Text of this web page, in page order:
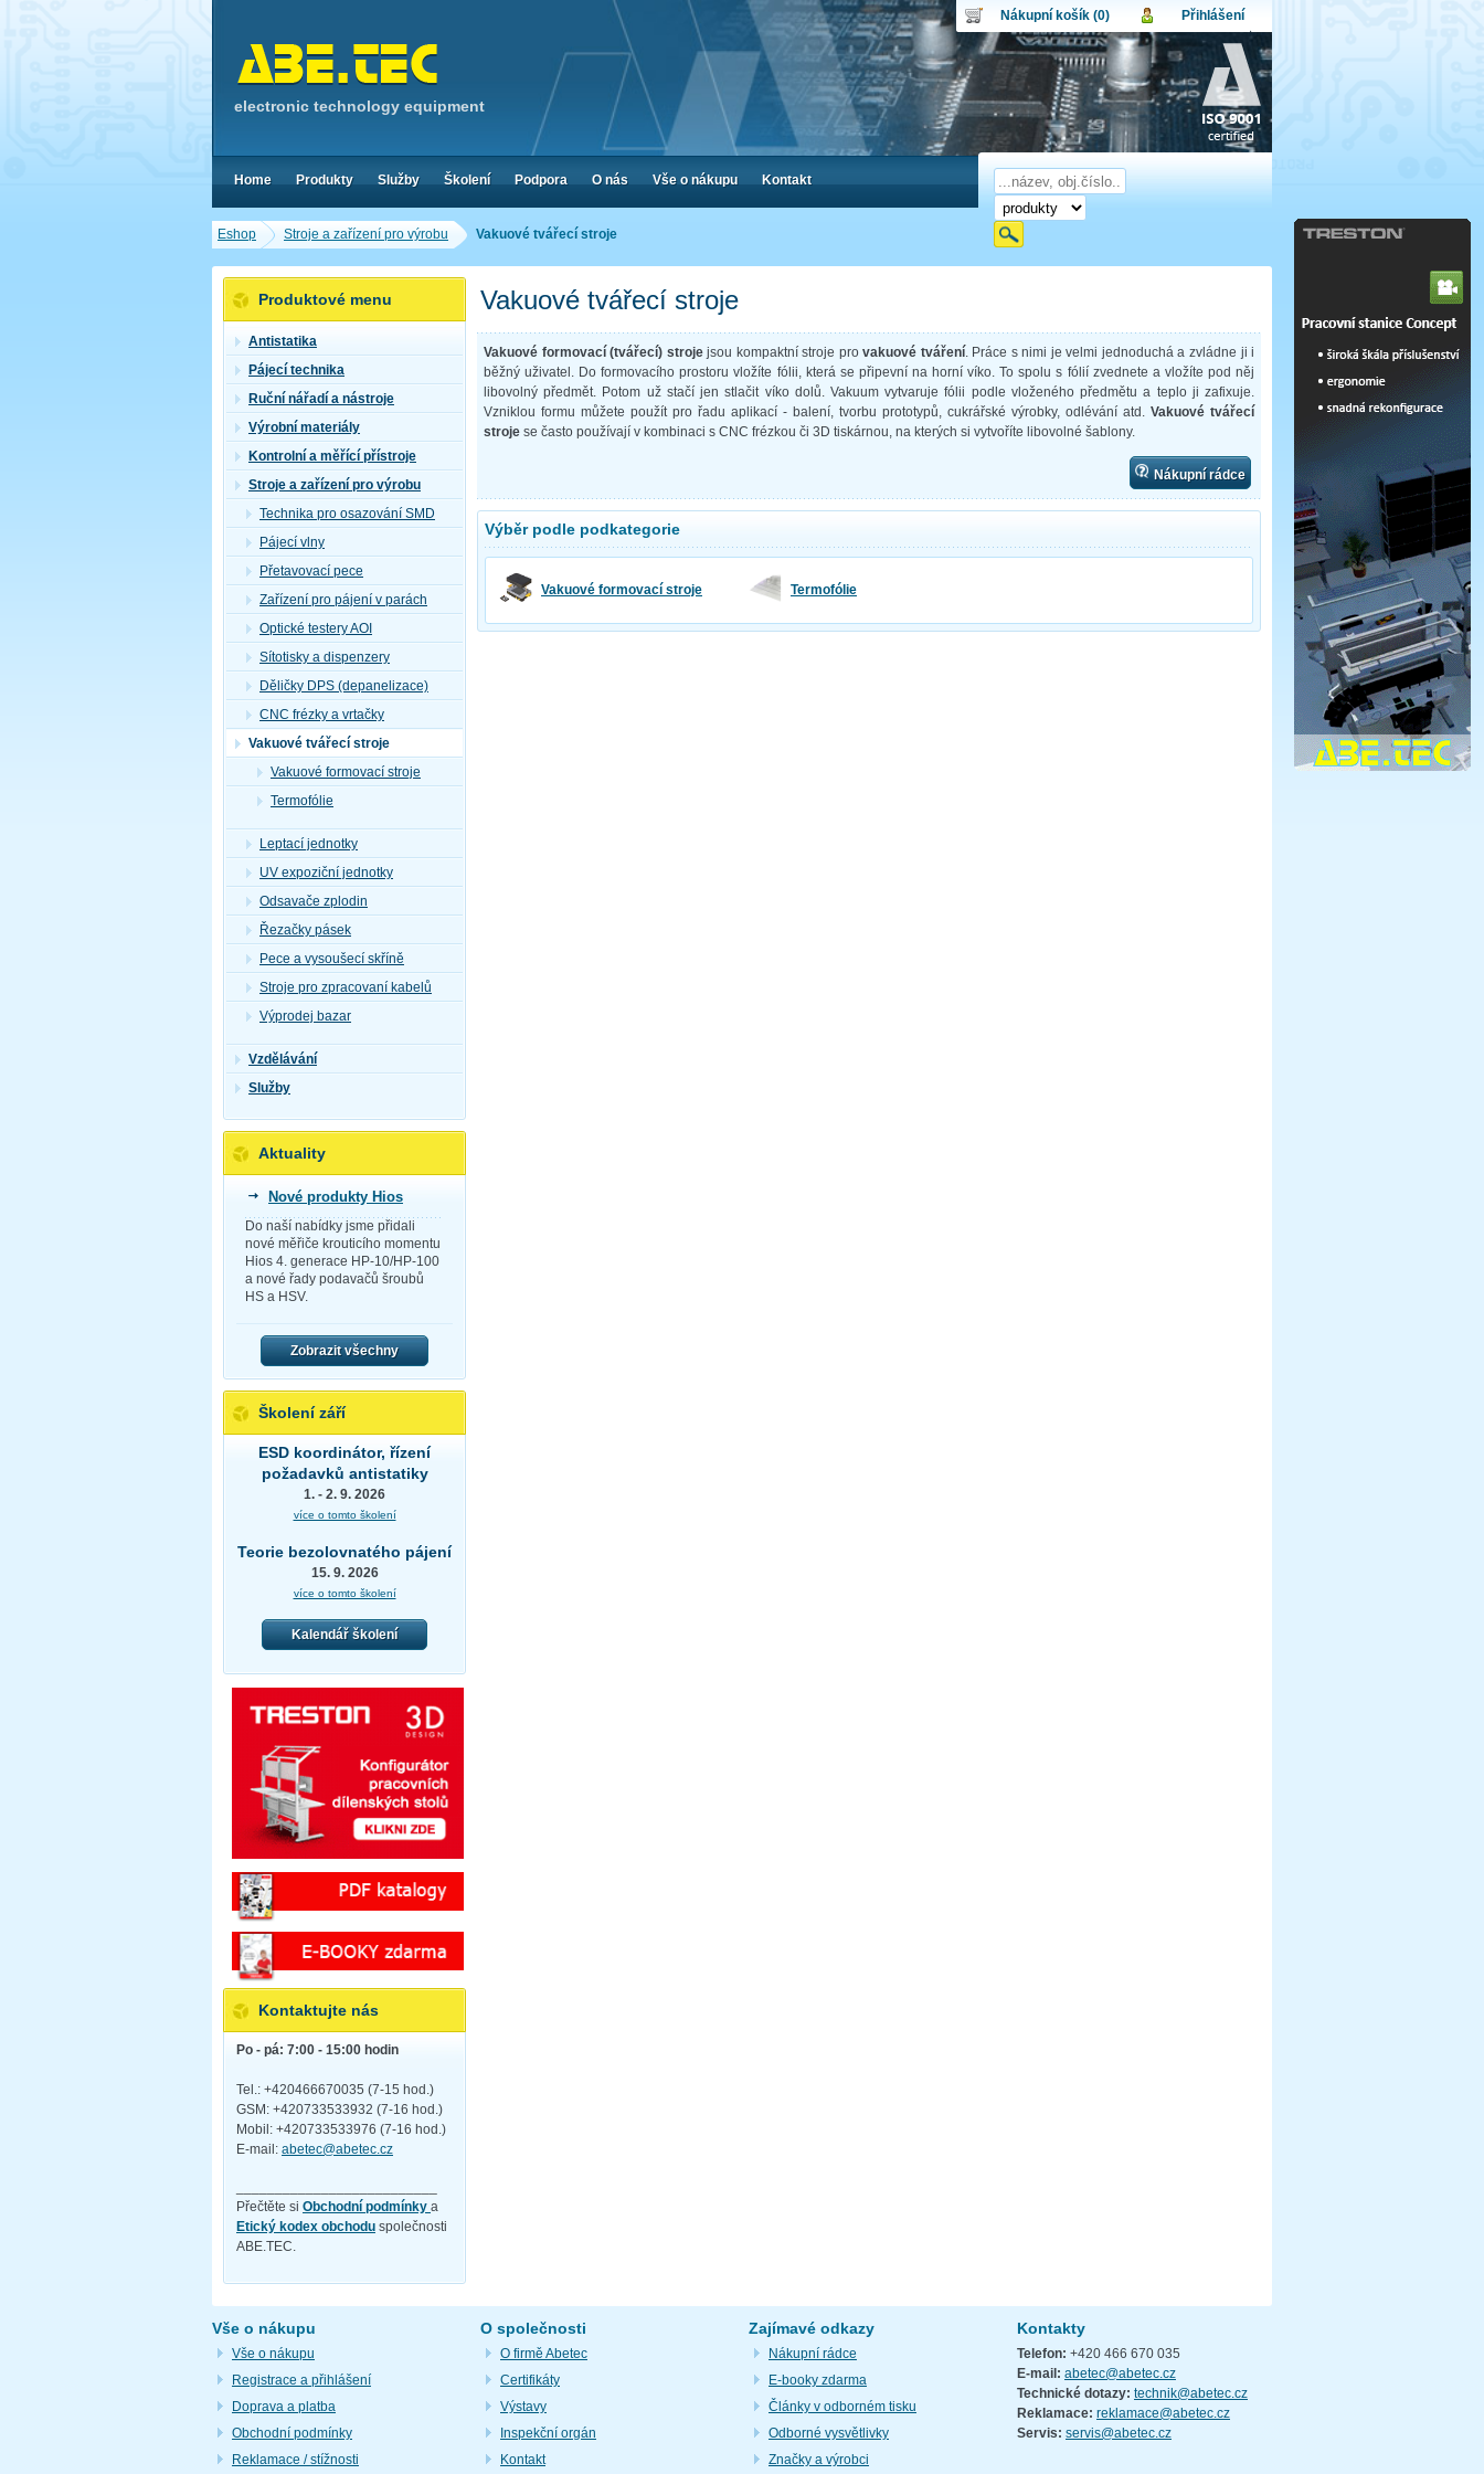
Eshop Stroje a zařízení pro výrobu Vakuové tvářecí stroje
Vakuové tvářecí stroje
Vakuové formovací (tvářecí) strojejsou kompaktní stroje provakuové tváření. Práce s nimi je velmi jednoduchá a zvládne ji i
běžný uživatel. Do formovacího prostoru vložíte fólii, která se připevní na horní víko. To spolu s fólií zvednete a vložíte pod něj
libovolný předmět. Potom už stačí jen stlačit víko dolů. Vakuum vytvaruje fólii podle vloženého předmětu a teplo ji zafixuje.
Vzniklou formu můžete použít pro řadu aplikací - balení, tvorbu prototypů, cukrářské výrobky, odlévání atd. Vakuové tvářecí
stroje se často používají v kombinaci s CNC frézkou či 3D tiskárnou, na kterých si vytvoříte libovolné šablony.
Nákupní rádce
Výběr podle podkategorie
Vakuové formovací stroje Termofólie
Produktové menu
Antistatika
Pájecí technika
Ruční nářadí a nástroje
Výrobní materiály
Kontrolní a měřící přístroje
Stroje a zařízení pro výrobu
Technika pro osazování SMD
Pájecí vlny
Přetavovací pece
Zařízení pro pájení v parách
Optické testery AOI
Sítotisky a dispenzery
Děličky DPS (depanelizace)
CNC frézky a vrtačky
Vakuové tvářecí stroje
Vakuové formovací stroje
Termofólie
Leptací jednotky
UV expoziční jednotky
Odsavače zplodin
Řezačky pásek
Pece a vysoušecí skříně
Stroje pro zpracovaní kabelů
Výprodej bazar
Vzdělávání
Služby
Aktuality
Nové produkty Hios
Do naší nabídky jsme přidali
nové měřiče krouticího momentu
Hios 4. generace HP-10/HP-100
a nové řady podavačů šroubů
HS a HSV.
Zobrazit všechny
Školení září
ESD koordinátor, řízení
požadavků antistatiky
1. - 2. 9. 2026
více o tomto školení
Teorie bezolovnatého pájení
15. 9. 2026
více o tomto školení
Kalendář školení
Kontaktujte nás
Po - pá: 7:00 - 15:00 hodin
Tel.: +420466670035 (7-15 hod.)
GSM: +420733533932 (7-16 hod.)
Mobil: +420733533976 (7-16 hod.)
E-mail: abetec@abetec.cz
Přečtěte si Obchodní podmínky a
Etický kodex obchodu společnosti
ABE.TEC.
Vše o nákupu
Vše o nákupu
Registrace a přihlášení
Doprava a platba
Obchodní podmínky
Reklamace / stížnosti
O společnosti
O firmě Abetec
Certifikáty
Výstavy
Inspekční orgán
Kontakt
Zajímavé odkazy
Nákupní rádce
E-booky zdarma
Články v odborném tisku
Odborné vysvětlivky
Značky a výrobci
Kontakty
Telefon: +420 466 670 035
E-mail: abetec@abetec.cz
Technické dotazy: technik@abetec.cz
Reklamace: reklamace@abetec.cz
Servis: servis@abetec.cz
electronic technology equipment
Nákupní košík (0)
Nákupní košík je momentálně prázdný.
Obsah košíku
Počet produktů:0
Cena celkem:
0,00 CZK
Přihlášení
Uživatel:
Heslo:
Přihlásit
Zapomenuté heslo Nová registrace
Home Produkty Služby Školení Podpora O nás Vše o nákupu Kontakt